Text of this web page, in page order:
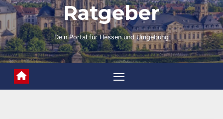
Ratgeber
Dein Portal für Hessen und Umgebung